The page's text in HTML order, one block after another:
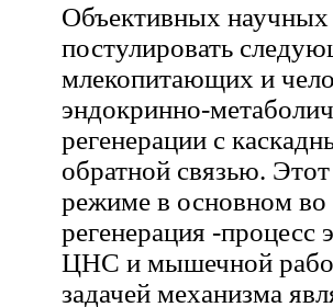
Объективных
постулировать
млекопитающих и
эндокринно-
регенерации с
обратной связью.
режиме в основном во
регенерация -процесс
ЦНС и мышечной
задачей механизма